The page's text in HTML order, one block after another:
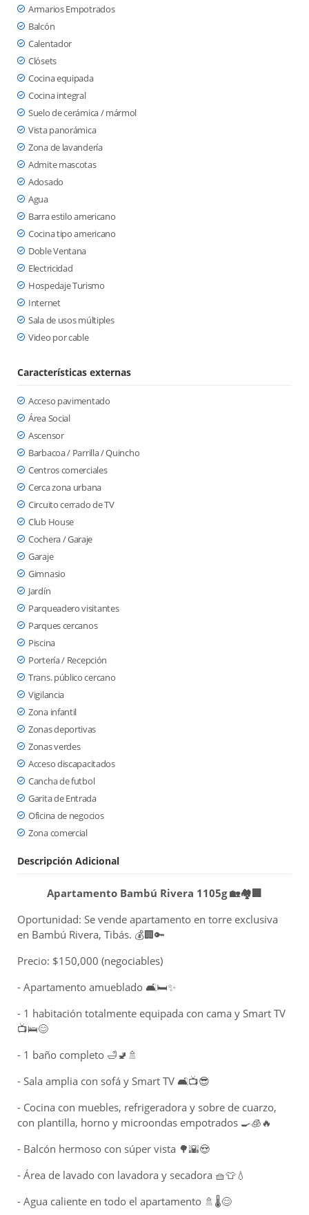
Armarios Empotrados
Balcón
Calentador
Clósets
Cocina equipada
Cocina integral
Suelo de cerámica / mármol
Vista panorámica
Zona de lavandería
Admite mascotas
Adosado
Agua
Barra estilo americano
Cocina tipo americano
Doble Ventana
Electricidad
Hospedaje Turismo
Internet
Sala de usos múltiples
Video por cable
Características externas
Acceso pavimentado
Área Social
Ascensor
Barbacoa / Parrilla / Quincho
Centros comerciales
Cerca zona urbana
Circuito cerrado de TV
Club House
Cochera / Garaje
Garaje
Gimnasio
Jardín
Parqueadero visitantes
Parques cercanos
Piscina
Portería / Recepción
Trans. público cercano
Vigilancia
Zona infantil
Zonas deportivas
Zonas verdes
Acceso discapacitados
Cancha de futbol
Garita de Entrada
Oficina de negocios
Zona comercial
Descripción Adicional
Apartamento Bambú Rivera 1105g 🏡🏘️🏢
Oportunidad: Se vende apartamento en torre exclusiva
en Bambú Rivera, Tibás. 💰🏢🔑
Precio: $150,000 (negociables)
- Apartamento amueblado 🛋️🛏️✨
- 1 habitación totalmente equipada con cama y Smart TV
📺🛌😊
- 1 baño completo 🛁🚽🚿
- Sala amplia con sofá y Smart TV 🛋️📺😎
- Cocina con muebles, refrigeradora y sobre de cuarzo,
con plantilla, horno y microondas empotrados 🍳🧊🔥
- Balcón hermoso con súper vista 🌳🌇😍
- Área de lavado con lavadora y secadora 🧺👕💧
- Agua caliente en todo el apartamento 🚿🌡️😊